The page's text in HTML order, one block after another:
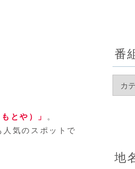
とや）」
。
気のスポットで
番
地